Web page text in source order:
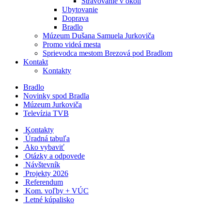
Ubytovanie
Doprava
Bradlo
Múzeum Dušana Samuela Jurkoviča
Promo videá mesta
Sprievodca mestom Brezová pod Bradlom
Kontakt
Kontakty
Bradlo
Novinky spod Bradla
Múzeum Jurkoviča
Televízia TVB
Kontakty
Úradná tabuľa
Ako vybaviť
Otázky a odpovede
Návštevník
Projekty 2026
Referendum
Kom. voľby + VÚC
Letné kúpalisko